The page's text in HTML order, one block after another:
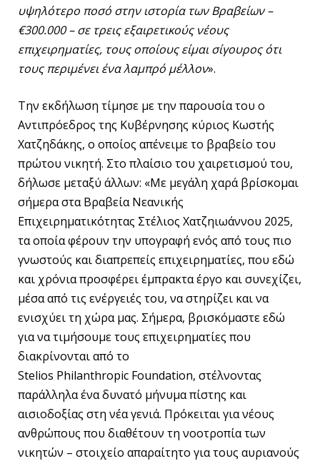
υψηλότερο ποσό στην ιστορία των Βραβείων –
€300.000 – σε τρεις εξαιρετικούς νέους
επιχειρηματίες, τους οποίους είμαι σίγουρος ότι
τους περιμένει ένα λαμπρό μέλλον».
Την εκδήλωση τίμησε με την παρουσία του ο
Αντιπρόεδρος της Κυβέρνησης κύριος Κωστής
Χατζηδάκης, ο οποίος απένειμε το βραβείο του
πρώτου νικητή. Στο πλαίσιο του χαιρετισμού του,
δήλωσε μεταξύ άλλων: «Με μεγάλη χαρά βρίσκομαι
σήμερα στα Βραβεία Νεανικής
Επιχειρηματικότητας Στέλιος Χατζηιωάννου 2025,
τα οποία φέρουν την υπογραφή ενός από τους πιο
γνωστούς και διαπρεπείς επιχειρηματίες, που εδώ
και χρόνια προσφέρει έμπρακτα έργο και συνεχίζει,
μέσα από τις ενέργειές του, να στηρίζει και να
ενισχύει τη χώρα μας. Σήμερα, βρισκόμαστε εδώ
για να τιμήσουμε τους επιχειρηματίες που
διακρίνονται από το
Stelios Philanthropic Foundation, στέλνοντας
παράλληλα ένα δυνατό μήνυμα πίστης και
αισιοδοξίας στη νέα γενιά. Πρόκειται για νέους
ανθρώπους που διαθέτουν τη νοοτροπία των
νικητών – στοιχείο απαραίτητο για τους αυριανούς